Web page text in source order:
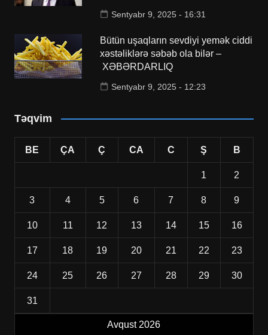
Sentyabr 9, 2025 - 16:31
Bütün uşaqların sevdiyi yemək ciddi
xəstəliklərə səbəb ola bilər –
XƏBƏRDARLIQ
Sentyabr 9, 2025 - 12:23
Təqvim
Avqust 2026
BE ÇA Ç CA C Ş B
1 2
3 4 5 6 7 8 9
10 11 12 13 14 15 16
17 18 19 20 21 22 23
24 25 26 27 28 29 30
31